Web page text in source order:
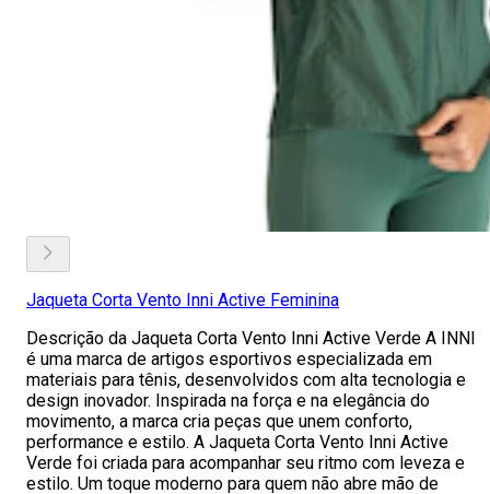
Jaqueta Corta Vento Inni Active Feminina
Descrição da Jaqueta Corta Vento Inni Active Verde A INNI
é uma marca de artigos esportivos especializada em
materiais para tênis, desenvolvidos com alta tecnologia e
design inovador. Inspirada na força e na elegância do
movimento, a marca cria peças que unem conforto,
performance e estilo. A Jaqueta Corta Vento Inni Active
Verde foi criada para acompanhar seu ritmo com leveza e
estilo. Um toque moderno para quem não abre mão de